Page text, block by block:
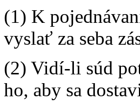
(1) K
vyslať za seba
(2) Vidí-li súd
ho, aby sa